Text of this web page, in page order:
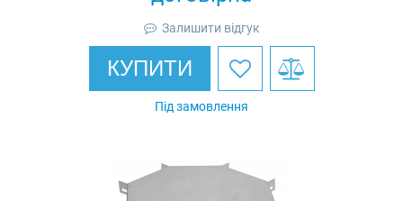
Залишити відгук
КУПИТИ
Під замовлення